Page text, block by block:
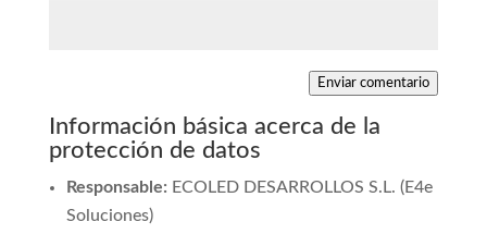
Enviar comentario
Información básica acerca de la
protección de datos
Responsable: ECOLED DESARROLLOS S.L. (E4e
Soluciones)